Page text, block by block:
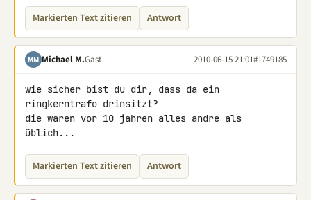
Markierten Text zitieren Antwort
MM Michael M.Gast 2010-06-15 21:01#1749185
wie sicher bist du dir, dass da ein
ringkerntrafo drinsitzt?
die waren vor 10 jahren alles andre als
üblich...
Markierten Text zitieren Antwort